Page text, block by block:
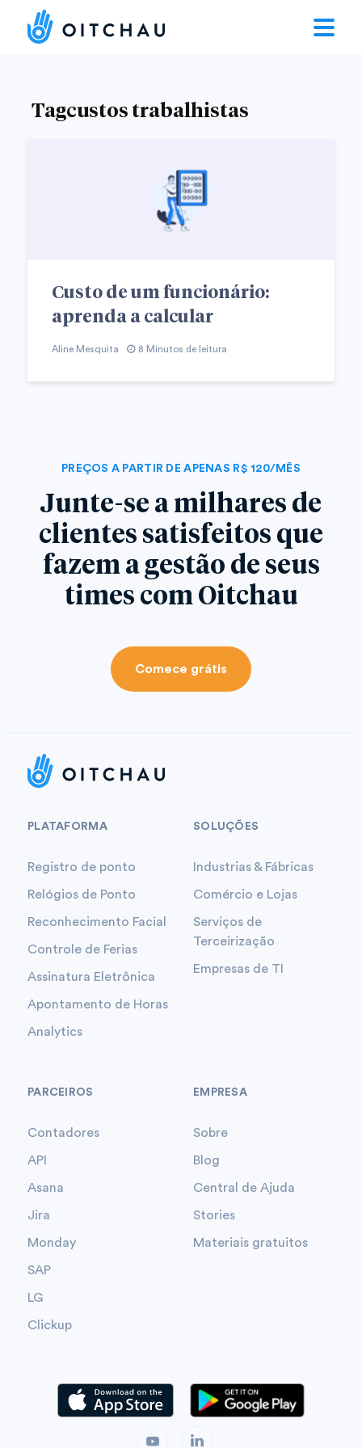
Tagcustos trabalhistas
Custo de um funcionário:
aprenda a calcular
Aline Mesquita 8 Minutos de leitura
PREÇOS A PARTIR DE APENAS R$ 120/MÊS
Junte-se a milhares de
clientes satisfeitos que
fazem a gestão de seus
times com Oitchau
Comece grátis
PLATAFORMA
Registro de ponto
Relógios de Ponto
Reconhecimento Facial
Controle de Ferias
Assinatura Eletrônica
Apontamento de Horas
Analytics
SOLUÇÕES
Industrias & Fábricas
Comércio e Lojas
Serviços de
Terceirização
Empresas de TI
PARCEIROS
Contadores
API
Asana
Jira
Monday
SAP
LG
Clickup
EMPRESA
Sobre
Blog
Central de Ajuda
Stories
Materiais gratuitos